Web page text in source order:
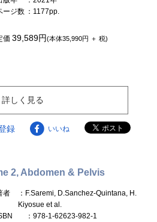
ージ数 ：1177pp.
価39,589円(本体35,990円 ＋ 税)
詳しく見る
録 いいね
2, Abdomen & Pelvis
者
：F.Saremi, D.Sanchez-Quintana, H.
Kiyosue et al.
：978-1-62623-982-1